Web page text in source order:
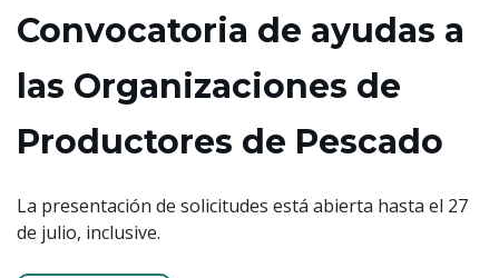
Convocatoria de ayudas a
las Organizaciones de
Productores de Pescado
La presentación de solicitudes está abierta hasta el 27
de julio, inclusive.